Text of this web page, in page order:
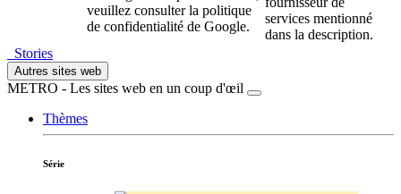
veuillez consulter la politique
de confidentialité de Google.
services mentionné
dans la description.
Stories
Autres sites web
METRO - Les sites web en un coup d'œil
Thèmes
Série